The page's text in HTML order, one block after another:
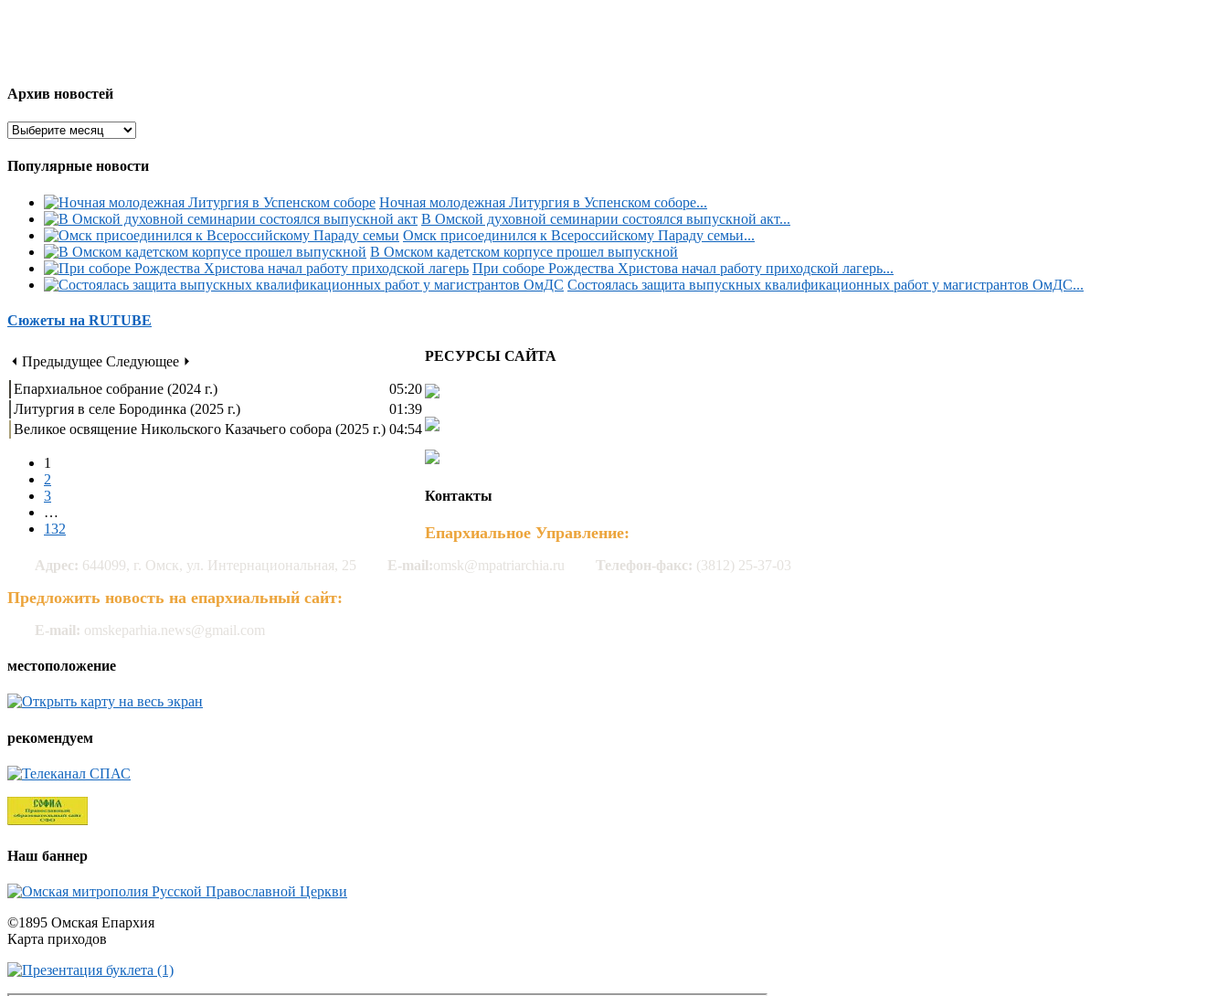
Архив новостей
Популярные новости
Ночная молодежная Литургия в Успенском соборе...
В Омской духовной семинарии состоялся выпускной акт...
Омск присоединился к Всероссийскому Параду семьи...
В Омском кадетском корпусе прошел выпускной
При соборе Рождества Христова начал работу приходской лагерь...
Состоялась защита выпускных квалификационных работ у магистрантов ОмДС...
Сюжеты на RUTUBE
⏴ Предыдущее Следующее ⏵
Епархиальное собрание (2024 г.)
05:20
Литургия в селе Бородинка (2025 г.)
01:39
Великое освящение Никольского Казачьего собора (2025 г.) 04:54
1
2
3
…
132
РЕСУРСЫ САЙТА
Контакты
Епархиальное Управление:
Адрес: 644099, г. Омск, ул. Интернациональная, 25 E-mail:omsk@mpatriarchia.ru Телефон-факс: (3812) 25-37-03
Предложить новость на епархиальный сайт:
E-mail: omskeparhia.news@gmail.com
местоположение
рекомендуем
Наш баннер
©1895 Омская Епархия
Карта приходов